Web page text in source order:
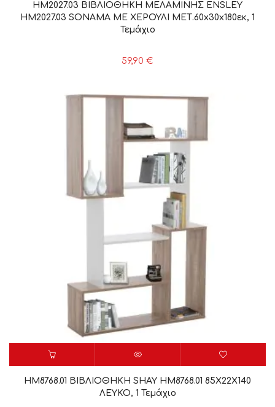
HM2027.03 ΒΙΒΛΙΟΘΗΚΗ ΜΕΛΑΜΙΝΗΣ ENSLEY
HM2027.03 SONAMA ΜΕ ΧΕΡΟΥΛΙ ΜΕΤ.60x30x180εκ, 1
Τεμάχιο
59,90 €
HM8768.01 ΒΙΒΛΙΟΘΗΚΗ SHAY HM8768.01 85X22X140
ΛΕΥΚΟ, 1 Τεμάχιο